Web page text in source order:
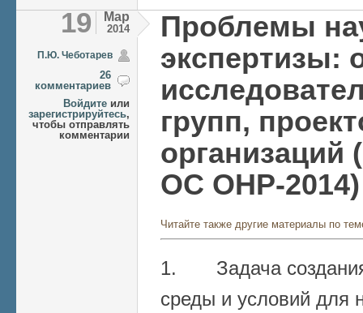
19 Мар
2014
П.Ю. Чеботарев
26
комментариев
Войдите или
зарегистрируйтесь,
чтобы отправлять
комментарии
Проблемы
экспертизы:
групп,
организаций
ОС ОНР-2014)
Читайте также другие материалы по
1. Задача создания
среды и условий для